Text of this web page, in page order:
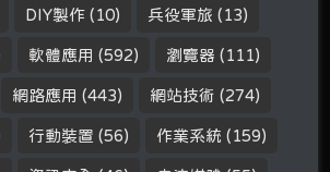
DIY製作 (10) 兵役軍旅 (13)
軟體應用 (592) 瀏覽器 (111)
網路應用 (443) 網站技術 (274)
行動裝置 (56) 作業系統 (159)